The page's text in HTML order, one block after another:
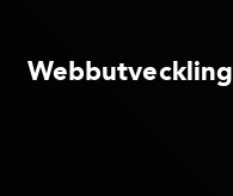
Webbutveckling